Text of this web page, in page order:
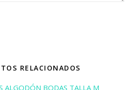
RELACIONADOS